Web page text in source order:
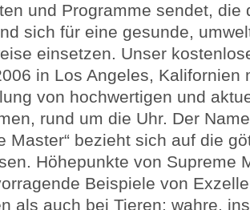
und Programme sendet, die
sich für eine gesunde,
einsetzen. Unser
in Los Angeles, Kalifornien
von hochwertigen und
rund um die Uhr. Der
Master“ bezieht sich auf die
Höhepunkte von Supreme
Beispiele von
als auch bei Tieren; wahre,